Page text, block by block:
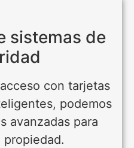
sistemas de
con tarjetas
podemos
avanzadas para